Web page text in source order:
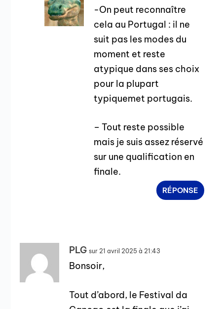
-On peut reconnaître
cela au Portugal : il ne
suit pas les modes du
moment et reste
atypique dans ses choix
pour la plupart
typiquemet portugais.
– Tout reste possible
mais je suis assez réservé
sur une qualification en
finale.
RÉPONSE
PLG sur 21 avril 2025 à 21:43
Bonsoir,
Tout d’abord, le Festival da